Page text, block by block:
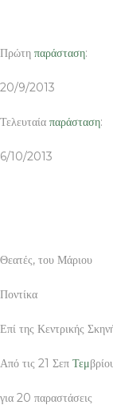
Πρώτη παράσταση:
20/9/2013
Τελευταία παράσταση:
6/10/2013
Θεατές, του Μάριου
Ποντίκα
Επί της Κεντρικής
Από τις 21 Σεπ Τεμ
για 20 παραστάσεις